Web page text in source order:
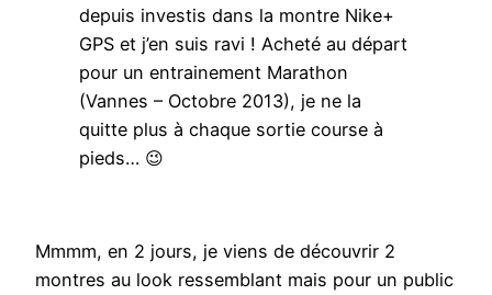
depuis investis dans la montre Nike+
GPS et j’en suis ravi ! Acheté au départ
pour un entrainement Marathon
(Vannes – Octobre 2013), je ne la
quitte plus à chaque sortie course à
pieds… 😉
Mmmm, en 2 jours, je viens de découvrir 2
montres au look ressemblant mais pour un public